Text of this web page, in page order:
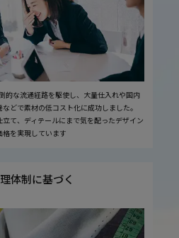
的な流通経路を駆使し、大量仕入れや国内
どで素材の低コスト化に成功しました。
て、ディテールにまで気を配ったデザイン
を実現しています
体制に基づく